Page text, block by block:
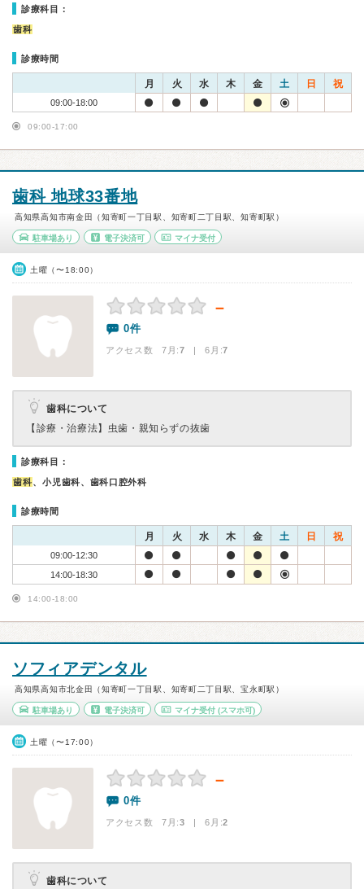
診療科目：
歯科
診療時間
月 火 水 木 金 土 日 祝
09:00-18:00
09:00-17:00
歯科 地球33番地
高知県高知市南金田（知寄町一丁目駅、知寄町二丁目駅、知寄町駅）
駐車場あり 電子決済可 マイナ受付
土曜（〜18:00）
－
0件
アクセス数 7月:7 | 6月:7
歯科について
【診療・治療法】 虫歯・親知らずの抜歯
診療科目：
歯科、小児歯科、歯科口腔外科
診療時間
月 火 水 木 金 土 日 祝
09:00-12:30
14:00-18:30
14:00-18:00
ソフィアデンタル
高知県高知市北金田（知寄町一丁目駅、知寄町二丁目駅、宝永町駅）
駐車場あり 電子決済可 マイナ受付 (スマホ可)
土曜（〜17:00）
－
0件
アクセス数 7月:3 | 6月:2
歯科について